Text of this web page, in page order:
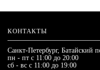
КОНТАКТЫ
Санкт-Петербург, Батайский
пн - пт с 11:00 до 20:00
сб - вс с 11:00 до 19:00